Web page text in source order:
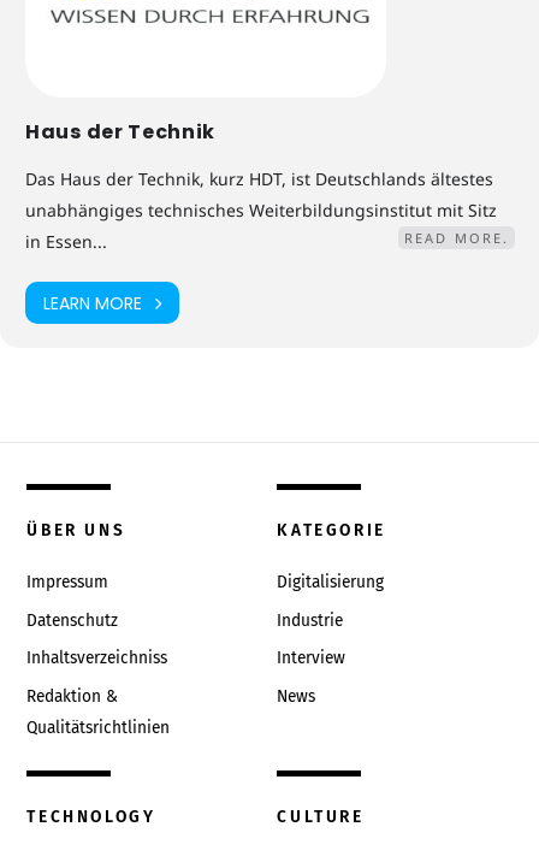
Haus der Technik
Das Haus der Technik, kurz HDT, ist Deutschlands ältestes
unabhängiges technisches Weiterbildungsinstitut mit Sitz
in Essen...
READ MORE.
LEARN MORE
ÜBER UNS
Impressum
Datenschutz
Inhaltsverzeichniss
Redaktion &
Qualitätsrichtlinien
KATEGORIE
Digitalisierung
Industrie
Interview
News
TECHNOLOGY CULTURE